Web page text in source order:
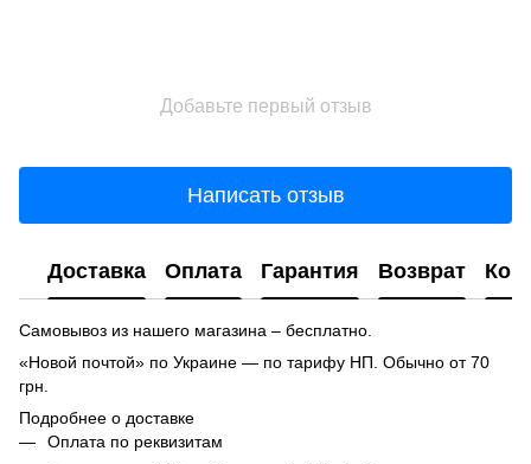
Добавьте первый отзыв
Написать отзыв
Доставка Оплата Гарантия Возврат
Самовывоз из нашего магазина – бесплатно.
«Новой почтой» по Украине — по тарифу НП. Обычно от 70
грн.
Подробнее о доставке
Оплата по реквизитам